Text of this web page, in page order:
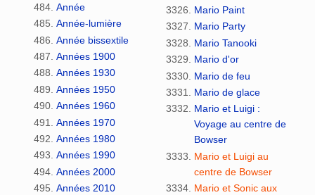
Année
Année-lumière
Année bissextile
Années 1900
Années 1930
Années 1950
Années 1960
Années 1970
Années 1980
Années 1990
Années 2000
Années 2010
Mario Paint
Mario Party
Mario Tanooki
Mario d'or
Mario de feu
Mario de glace
Mario et Luigi :
Voyage au centre de
Bowser
Mario et Luigi au
centre de Bowser
Mario et Sonic aux